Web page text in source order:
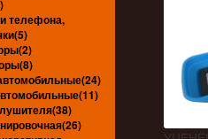
телефона,